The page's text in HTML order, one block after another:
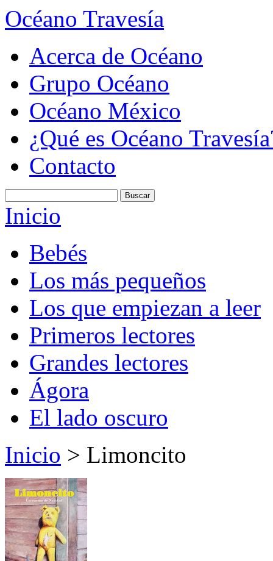
Océano Travesía
Acerca de Océano
Grupo Océano
Océano México
¿Qué es Océano
Contacto
Inicio
Bebés
Los más pequeños
Los que empiezan a leer
Primeros lectores
Grandes lectores
Ágora
El lado oscuro
Inicio > Limoncito